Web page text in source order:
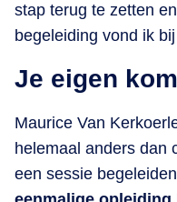
stap terug te zetten
begeleiding vond ik
Je eigen
Maurice Van
helemaal anders dan
een sessie